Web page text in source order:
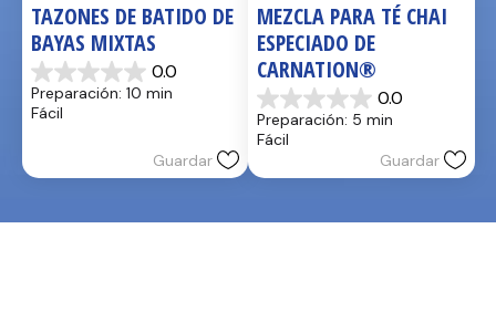
TAZONES DE BATIDO DE
BAYAS MIXTAS
0.0
0.0
de
5
Preparación: 10 min
Fácil
Guardar
MEZCLA PARA TÉ CHAI
ESPECIADO DE
CARNATION®
0.0
0.0
de
5
Preparación: 5 min
Fácil
Guardar